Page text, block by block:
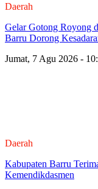
Daerah
Gelar Gotong Royong
Barru Dorong
Jumat, 7 Agu 2026 -
Daerah
Kabupaten Barru
Kemendikdasmen